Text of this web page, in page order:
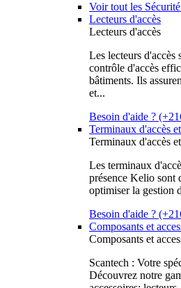
Voir tout les
Lecteurs d'accès
Lecteurs d'accès
Les lecteurs d'accès
contrôle d'accès
bâtiments. Ils
et...
Besoin d'aide ?
Terminaux d'accès
Terminaux d'accès
Les terminaux
présence Kelio sont
optimiser la gestion
Besoin d'aide ?
Composants et
Composants et
Scantech : Votre
Découvrez notre